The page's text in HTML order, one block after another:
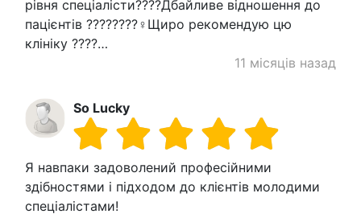
рівня спеціалісти????Дбайливе відношення до
пацієнтів ????????‍♀️Щиро рекомендую цю
клініку ????…
11 місяців назад
So Lucky
Я навпаки задоволений професійними
здібностями і підходом до клієнтів молодими
спеціалістами!